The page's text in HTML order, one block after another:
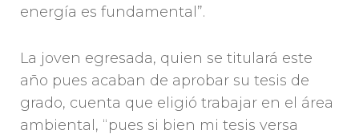
energía es fundamental”.
La joven egresada, quien se titulará este
año pues acaban de aprobar su tesis de
grado, cuenta que eligió trabajar en el área
ambiental, “pues si bien mi tesis versa